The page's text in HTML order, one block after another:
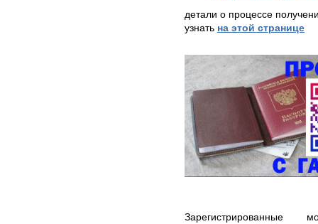
детали о процессе
узнать на этой странице